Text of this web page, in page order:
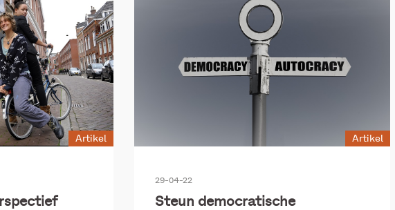
Polarisatie en verbinding Sociaal domein Wet
Artikel Artikel
29-04-22
Steun democratische